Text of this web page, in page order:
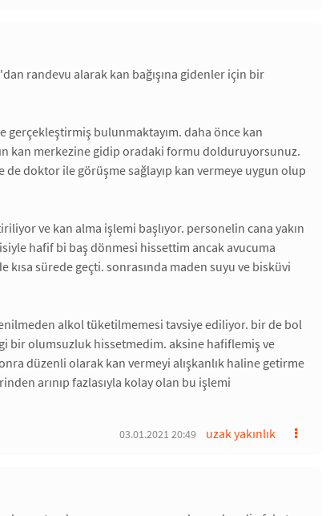
randevu alarak kan bağışına gidenler için bir
gerçekleştirmiş bulunmaktayım. daha önce kan
kan merkezine gidip oradaki formu dolduruyorsunuz.
doktor ile görüşme sağlayıp kan vermeye uygun olup
ve kan alma işlemi başlıyor. personelin cana yakın
hafif bi baş dönmesi hissettim ancak avucuma
sürede geçti. sonrasında maden suyu ve bisküvi
alkol tüketilmemesi tavsiye ediliyor. bir de bol
bir olumsuzluk hissetmedim. aksine hafiflemiş ve
düzenli olarak kan vermeyi alışkanlık haline getirme
arınıp fazlasıyla kolay olan bu işlemi
uzak yakınlık
03.01.2021 20:49